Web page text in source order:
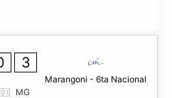
3
Marangoni - 6ta Nacional
MG